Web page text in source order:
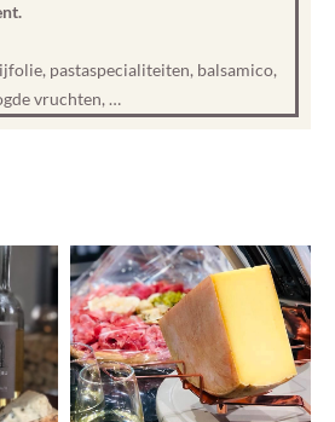
pastaspecialiteiten, balsamico,
vruchten, …